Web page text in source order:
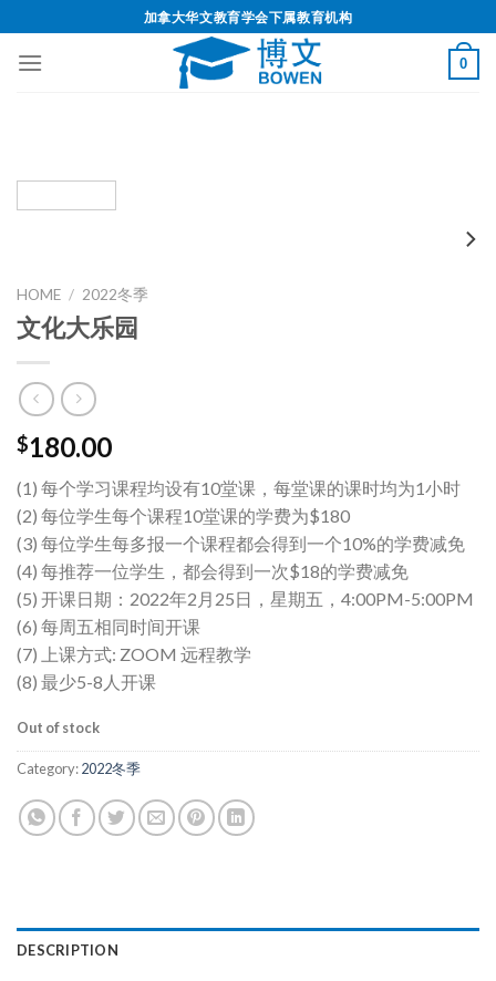
加拿大华文教育学会下属教育机构
0
HOME / 2022冬季
文化大乐园
$180.00
(1) 每个学习课程均设有10堂课，每堂课的课时均为1小时
(2) 每位学生每个课程10堂课的学费为$180
(3) 每位学生每多报一个课程都会得到一个10%的学费减免
(4) 每推荐一位学生，都会得到一次$18的学费减免
(5) 开课日期：2022年2月25日，星期五，4:00PM-5:00PM
(6) 每周五相同时间开课
(7) 上课方式: ZOOM 远程教学
(8) 最少5-8人开课
Out of stock
Category:2022冬季
DESCRIPTION